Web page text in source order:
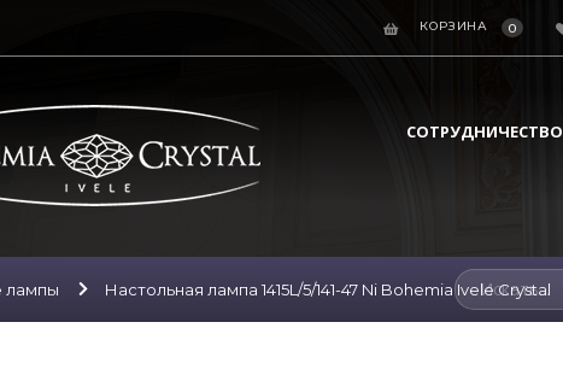
КОРЗИНА 0
СОТРУДНИЧЕСТВО
лампы Настольная лампа 1415L/5/141-47 Ni Bohemia Ivele Crystal